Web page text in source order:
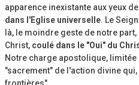
apparence inexistante aux yeux
dans l'Eglise universelle. Le
là, le moindre geste de notre
Christ, coulé dans le "Oui" du
Notre charge apostolique,
"sacrement" de l'action divine
frontières"